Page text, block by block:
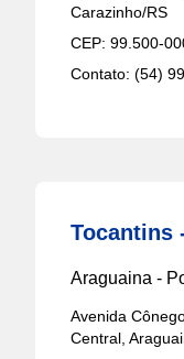
Carazinho/RS
CEP: 99.500-
Contato: (54)
Tocantins
Araguaina -
Avenida
Central,